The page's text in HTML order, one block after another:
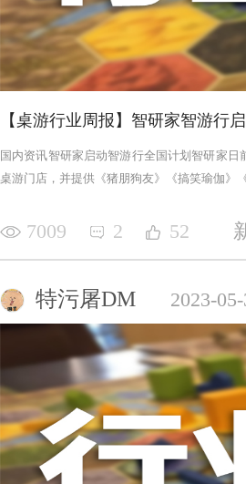
【桌游行业周报】智研家智游行
国内资讯智研家启动智游行全国计划智研家
桌游门店，并提供《猪朋狗友》《搞笑瑜伽》
7009 2 52
特污屠DM 2023-